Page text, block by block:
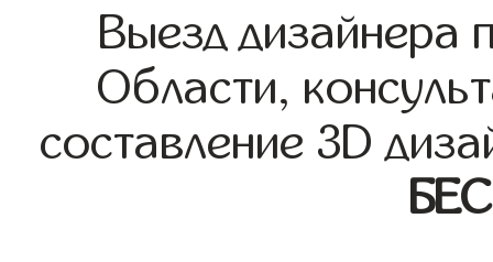
Выезд дизайнера
Области,
составление 3D